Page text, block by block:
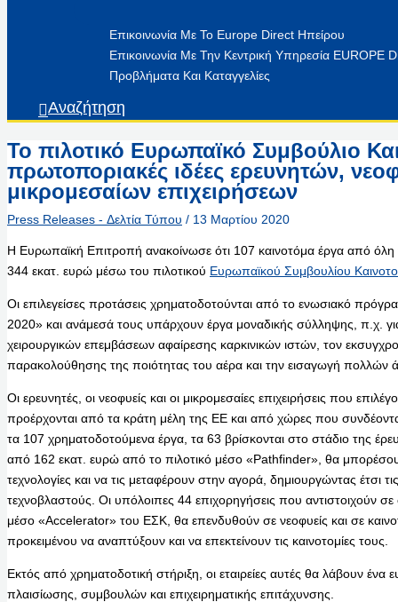
Επικοινωνία Με Το Europe Direct Ηπείρου
Επικοινωνία Με Την Κεντρική Υπηρεσία EUROPE
Προβλήματα Και Καταγγελίες
Αναζήτηση
Το πιλοτικό Ευρωπαϊκό Συμβούλιο
πρωτοποριακές ιδέες ερευνητών,
μικρομεσαίων επιχειρήσεων
Press Releases - Δελτία Τύπου / 13 Μαρτίου 2020
Η Ευρωπαϊκή Επιτροπή ανακοίνωσε ότι 107 καινοτόμα έργα από
344 εκατ. ευρώ μέσω του πιλοτικού Ευρωπαϊκού Συμβουλίου
Οι επιλεγείσες προτάσεις χρηματοδοτούνται από το ενωσιακό
2020» και ανάμεσά τους υπάρχουν έργα μοναδικής σύλληψης, π.χ.
χειρουργικών επεμβάσεων αφαίρεσης καρκινικών ιστών, τον
παρακολούθησης της ποιότητας του αέρα και την εισαγωγή πολλών
Οι ερευνητές, οι νεοφυείς και οι μικρομεσαίες επιχειρήσεις που
προέρχονται από τα κράτη μέλη της ΕΕ και από χώρες που
τα 107 χρηματοδοτούμενα έργα, τα 63 βρίσκονται στο στάδιο της
από 162 εκατ. ευρώ από το πιλοτικό μέσο «Pathfinder», θα
τεχνολογίες και να τις μεταφέρουν στην αγορά, δημιουργώντας έτσι τις
τεχνοβλαστούς. Οι υπόλοιπες 44 επιχορηγήσεις που αντιστοιχούν
μέσο «Accelerator» του ΕΣΚ, θα επενδυθούν σε νεοφυείς και σε
προκειμένου να αναπτύξουν και να επεκτείνουν τις καινοτομίες τους.
Εκτός από χρηματοδοτική στήριξη, οι εταιρείες αυτές θα λάβουν
πλαισίωσης, συμβουλών και επιχειρηματικής επιτάχυνσης.